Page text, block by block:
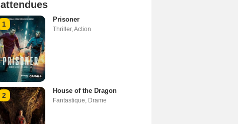
attendues
1
Prisoner
Thriller,Action
2
House of the Dragon
Fantastique, Drame